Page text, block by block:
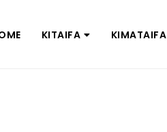
KITAIFA KIMATAIFA